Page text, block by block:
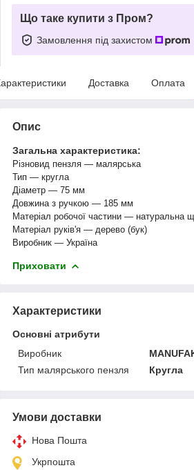
Що таке купити з Пром?
Замовлення під захистом
Доставка Оплата
Опис
Загальна характеристика:
Різновид пензля — малярська
Тип — кругла
Діаметр — 75 мм
Довжина з ручкою — 185 мм
Матеріал робочої частини — натуральна
Матеріал руків'я — дерево (бук)
Виробник — Україна
Приховати
Характеристики
Основні атрибути
Виробник
Тип малярського пензля
Кругла
Умови доставки
Нова Пошта
Укрпошта